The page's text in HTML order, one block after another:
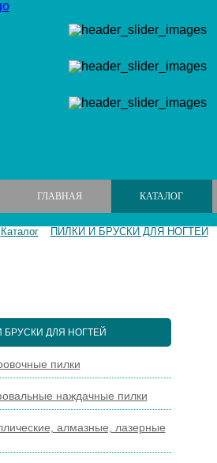
ГЛАВНАЯ КАТАЛОГ
Каталог ПИЛКИ И БРУСКИ ДЛЯ НОГТЕЙ
БРУСКИ ДЛЯ НОГТЕЙ
пилки
наждачные пилки
алмазные, лазерные